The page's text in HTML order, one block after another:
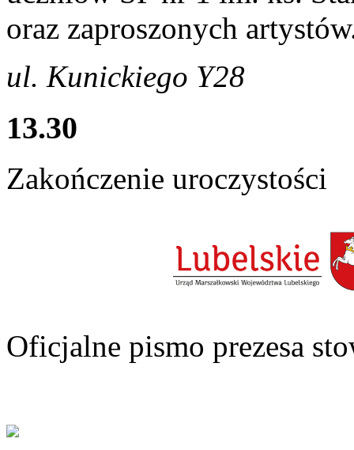
oraz zaproszonych
ul. Kunickiego Y28
13.30
Zakończenie uroczystości
Oficjalne pismo prezesa